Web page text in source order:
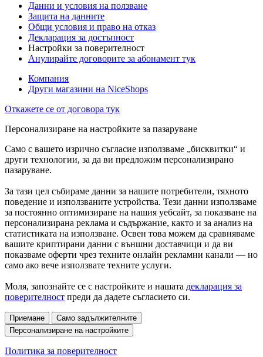
Данни и условия на ползване
Защита на данните
Общи условия и право на отказ
Декларация за достъпност
Настройки за поверителност
Анулирайте договорите за абонамент тук
Компания
Други магазини на NiceShops
Откажете се от договора тук
Персонализиране на настройките за пазаруване
Само с вашето изрично съгласие използваме „бисквитки“ и
други технологии, за да ви предложим персонализирано
пазаруване.
За тази цел събираме данни за нашите потребители, тяхното
поведение и използваните устройства. Тези данни използваме
за постоянно оптимизиране на нашия уебсайт, за показване на
персонализирана реклама и съдържание, както и за анализ на
статистиката на използване. Освен това можем да сравняваме
вашите криптирани данни с външни доставчици и да ви
показваме оферти чрез техните онлайн рекламни канали — но
само ако вече използвате техните услуги.
Моля, запознайте се с настройките и нашата декларация за
поверителност преди да дадете съгласието си.
Приемане
Само задължителните
Персонализиране на настройките
Политика за поверителност